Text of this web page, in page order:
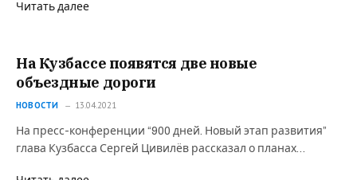
Читать далее
На Кузбассе появятся две новые
объездные дороги
НОВОСТИ 13.04.2021
На пресс-конференции “900 дней. Новый этап развития”
глава Кузбасса Сергей Цивилёв рассказал о планах…